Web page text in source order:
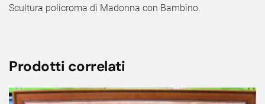
Scultura policroma di Madonna con Bambino.
Prodotti correlati